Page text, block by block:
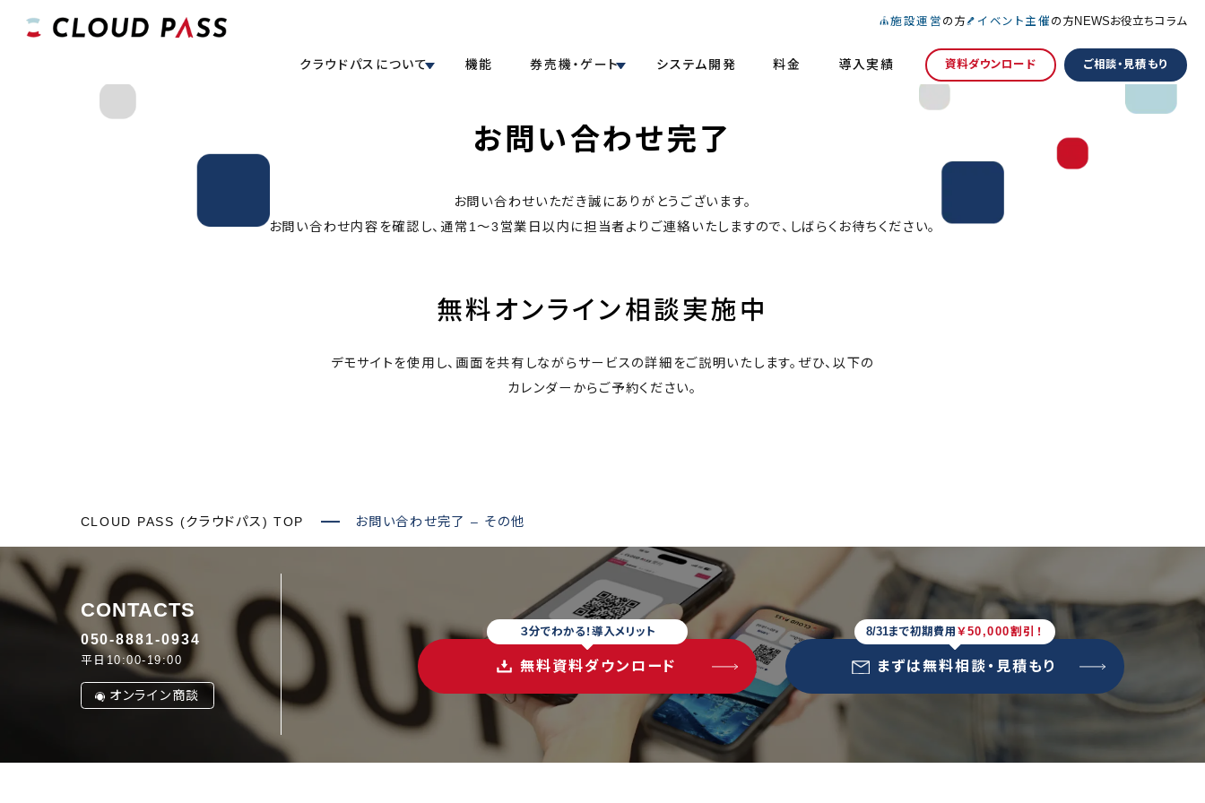
クラウドパスについて 機能 券売機・ゲート システム開発 料金 導入実績 資料ダウンロード ご相談・見積もり
施設運営 の方 イベント主催 の方 NEWSお役立ちコラム
お問い合わせ完了
お問い合わせいただき誠にありがとうございます。
お問い合わせ内容を確認し、通常1～3営業日以内に担当者よりご連絡いたしますので、しばらくお待ちください。
無料オンライン相談実施中
デモサイトを使用し、画面を共有しながらサービスの詳細をご説明いたします。ぜひ、以下の
カレンダーからご予約ください。
CLOUD PASS (クラウドパス) TOP お問い合わせ完了 – その他
CONTACTS
050-8881-0934
平日10:00-19:00
オンライン商談
無料資料ダウンロード
３分でわかる！導入メリット
まずは無料相談・見積もり
8/31まで初期費用 ￥50,000割引！